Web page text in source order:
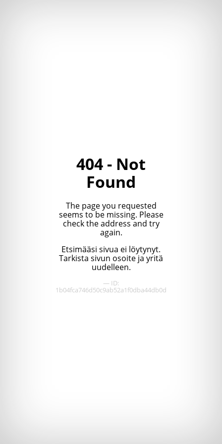
404 - Not
Found
The page you requested
seems to be missing. Please
check the address and try
again.
Etsimääsi sivua ei löytynyt.
Tarkista sivun osoite ja yritä
uudelleen.
— ID:
1b04fca746d50c9ab52a1f0dba44db0d